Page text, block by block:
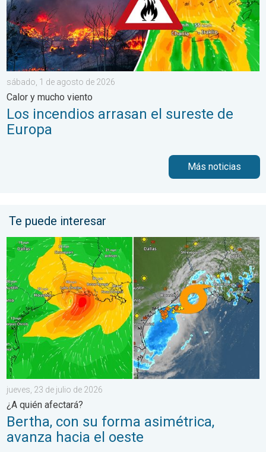
sábado, 1 de agosto de 2026
Calor y mucho viento
Los incendios arrasan el sureste de
Europa
Más noticias
Te puede interesar
Bertha, con su forma asimétrica, avanza hacia el oeste. ¿A
jueves, 23 de julio de 2026
¿A quién afectará?
Bertha, con su forma asimétrica,
avanza hacia el oeste